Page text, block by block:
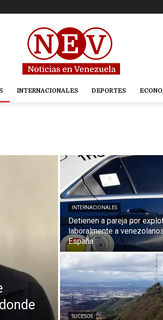
INTERNACIONALES DEPORTES
INTERNACIONALES
Detienen a pareja por
laboralmente a
España
SUCESOS